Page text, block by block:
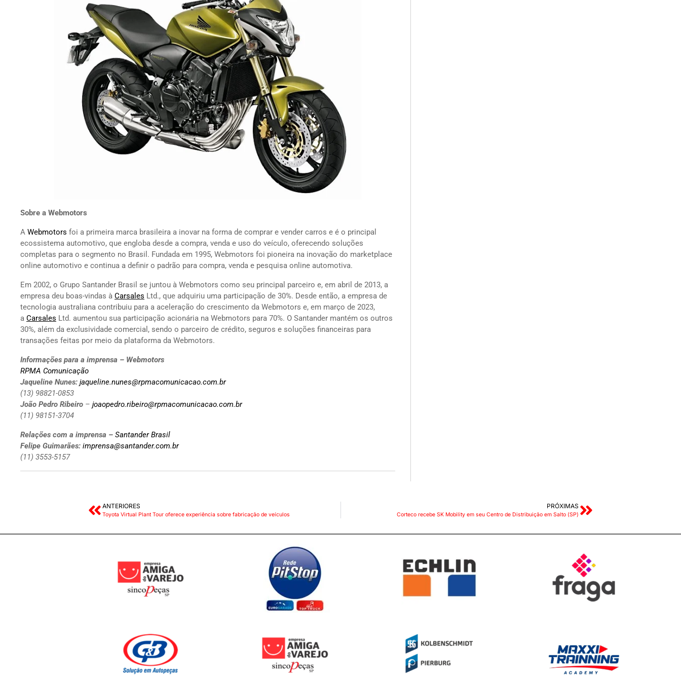
Sobre a Webmotors
A Webmotors foi a primeira marca brasileira a inovar na forma de comprar e vender carros e é o principal
ecossistema automotivo, que engloba desde a compra, venda e uso do veículo, oferecendo soluções
completas para o segmento no Brasil. Fundada em 1995, Webmotors foi pioneira na inovação do marketplace
online automotivo e continua a definir o padrão para compra, venda e pesquisa online automotiva.
Em 2002, o Grupo Santander Brasil se juntou à Webmotors como seu principal parceiro e, em abril de 2013, a
empresa deu boas-vindas à Carsales Ltd., que adquiriu uma participação de 30%. Desde então, a empresa de
tecnologia australiana contribuiu para a aceleração do crescimento da Webmotors e, em março de 2023,
a Carsales Ltd. aumentou sua participação acionária na Webmotors para 70%. O Santander mantém os outros
30%, além da exclusividade comercial, sendo o parceiro de crédito, seguros e soluções financeiras para
transações feitas por meio da plataforma da Webmotors.
Informações para a imprensa – Webmotors
RPMA Comunicação
Jaqueline Nunes: jaqueline.nunes@rpmacomunicacao.com.br
(13) 98821-0853
João Pedro Ribeiro – joaopedro.ribeiro@rpmacomunicacao.com.br
(11) 98151-3704
Relações com a imprensa – Santander Brasil
Felipe Guimarães: imprensa@santander.com.br
(11) 3553-5157
ANTERIORES
Toyota Virtual Plant Tour oferece experiência sobre fabricação de veículos
PRÓXIMAS
Corteco recebe SK Mobility em seu Centro de Distribuição em Salto (SP)